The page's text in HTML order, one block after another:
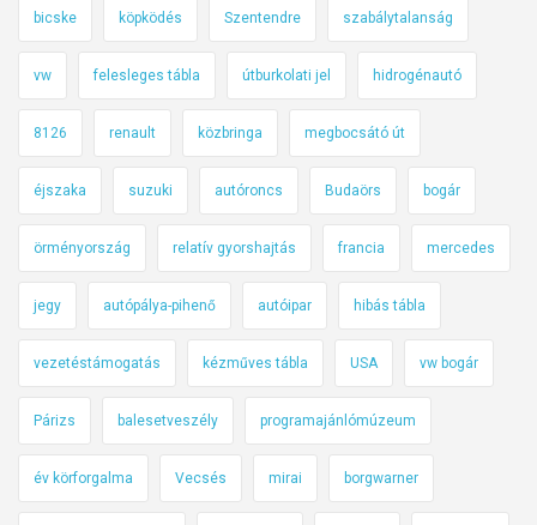
bicske köpködés Szentendre szabálytalanság
vw felesleges tábla útburkolati jel hidrogénautó
8126 renault közbringa megbocsátó út
éjszaka suzuki autóroncs Budaörs bogár
örményország relatív gyorshajtás francia mercedes
jegy autópálya-pihenő autóipar hibás tábla
vezetéstámogatás kézműves tábla USA vw bogár
Párizs balesetveszély programajánlómúzeum
év körforgalma Vecsés mirai borgwarner